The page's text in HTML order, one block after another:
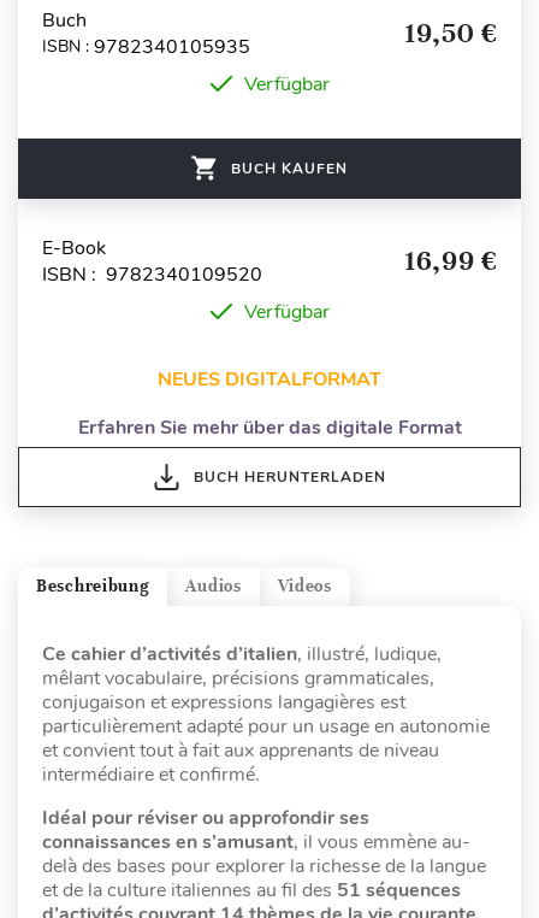
Buch
ISBN : 9782340105935 19,50 €
Verfügbar
BUCH KAUFEN
E-Book
ISBN : 9782340109520
16,99 €
Verfügbar
NEUES DIGITALFORMAT
Erfahren Sie mehr über das digitale Format
BUCH HERUNTERLADEN
Videos
Audios
Beschreibung
Ce cahier d’activités d’italien, illustré, ludique,
mêlant vocabulaire, précisions grammaticales,
conjugaison et expressions langagières est
particulièrement adapté pour un usage en autonomie
et convient tout à fait aux apprenants de niveau
intermédiaire et confirmé.
Idéal pour réviser ou approfondir ses
connaissances en s’amusant, il vous emmène au-
delà des bases pour explorer la richesse de la langue
et de la culture italiennes au fil des 51 séquences